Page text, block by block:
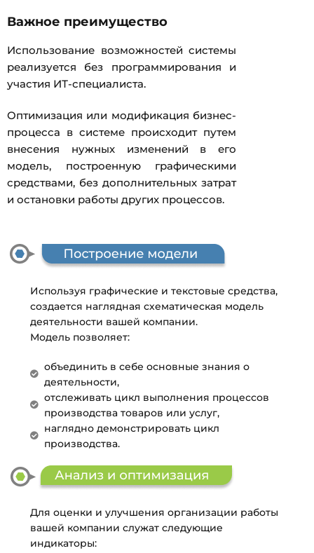
Важное преимущество
Использование возможностей системы
реализуется без программирования и
участия ИТ-специалиста.
Оптимизация или модификация бизнес-
процесса в системе происходит путем
внесения нужных изменений в его
модель, построенную графическими
средствами, без дополнительных затрат
и остановки работы других процессов.
Используя графические и текстовые средства,
создается наглядная схематическая модель
деятельности вашей компании.
Модель позволяет:
объединить в себе основные знания о
деятельности,
отслеживать цикл выполнения процессов
производства товаров или услуг,
наглядно демонстрировать цикл
производства.
Для оценки и улучшения организации работы
вашей компании служат следующие
индикаторы: